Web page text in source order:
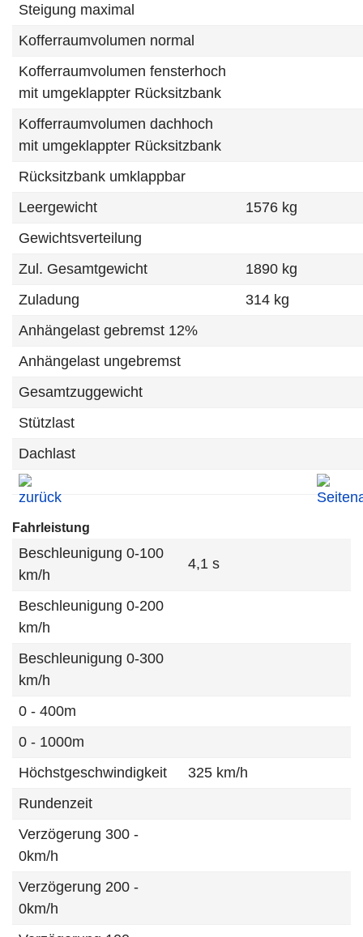
Steigung maximal
Kofferraumvolumen normal
Kofferraumvolumen fensterhoch
mit umgeklappter Rücksitzbank
Kofferraumvolumen dachhoch
mit umgeklappter Rücksitzbank
Rücksitzbank umklappbar
Leergewicht
1576 kg
Gewichtsverteilung
Zul. Gesamtgewicht
1890 kg
Zuladung
314 kg
Anhängelast gebremst 12%
Anhängelast ungebremst
Gesamtzuggewicht
Stützlast
Dachlast
Fahrleistung
Beschleunigung 0-100
km/h
4,1 s
Beschleunigung 0-200
km/h
Beschleunigung 0-300
km/h
0 - 400m
0 - 1000m
Höchstgeschwindigkeit
325 km/h
Rundenzeit
Verzögerung 300 -
0km/h
Verzögerung 200 -
0km/h